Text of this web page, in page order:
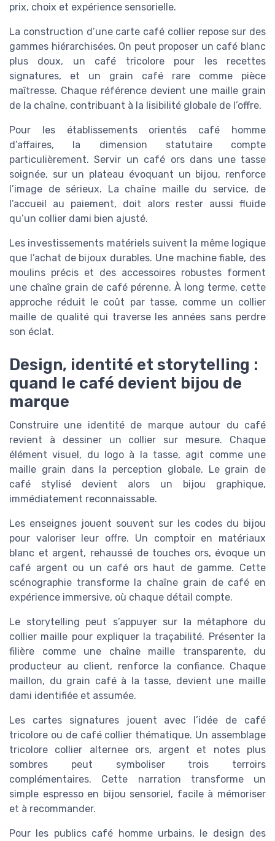
prix, choix et expérience sensorielle.
La construction d’une carte café collier repose sur des
gammes hiérarchisées. On peut proposer un café blanc
plus doux, un café tricolore pour les recettes
signatures, et un grain café rare comme pièce
maîtresse. Chaque référence devient une maille grain
de la chaîne, contribuant à la lisibilité globale de l’offre.
Pour les établissements orientés café homme
d’affaires, la dimension statutaire compte
particulièrement. Servir un café ors dans une tasse
soignée, sur un plateau évoquant un bijou, renforce
l’image de sérieux. La chaîne maille du service, de
l’accueil au paiement, doit alors rester aussi fluide
qu’un collier dami bien ajusté.
Les investissements matériels suivent la même logique
que l’achat de bijoux durables. Une machine fiable, des
moulins précis et des accessoires robustes forment
une chaîne grain de café pérenne. À long terme, cette
approche réduit le coût par tasse, comme un collier
maille de qualité qui traverse les années sans perdre
son éclat.
Design, identité et storytelling :
quand le café devient bijou de
marque
Construire une identité de marque autour du café
revient à dessiner un collier sur mesure. Chaque
élément visuel, du logo à la tasse, agit comme une
maille grain dans la perception globale. Le grain de
café stylisé devient alors un bijou graphique,
immédiatement reconnaissable.
Les enseignes jouent souvent sur les codes du bijou
pour valoriser leur offre. Un comptoir en matériaux
blanc et argent, rehaussé de touches ors, évoque un
café argent ou un café ors haut de gamme. Cette
scénographie transforme la chaîne grain de café en
expérience immersive, où chaque détail compte.
Le storytelling peut s’appuyer sur la métaphore du
collier maille pour expliquer la traçabilité. Présenter la
filière comme une chaîne maille transparente, du
producteur au client, renforce la confiance. Chaque
maillon, du grain café à la tasse, devient une maille
dami identifiée et assumée.
Les cartes signatures jouent avec l’idée de café
tricolore ou de café collier thématique. Un assemblage
tricolore collier alternee ors, argent et notes plus
sombres peut symboliser trois terroirs
complémentaires. Cette narration transforme un
simple espresso en bijou sensoriel, facile à mémoriser
et à recommander.
Pour les publics café homme urbains, le design des